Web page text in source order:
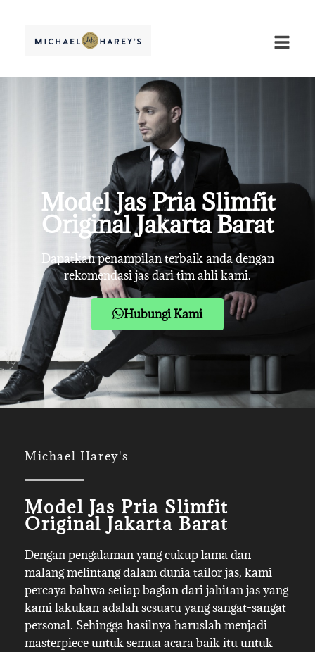
Model Jas Pria Slimfit
Original Jakarta Barat
Dapatkan penampilan terbaik anda dengan
rekomendasi jas dari tim ahli kami.
Hubungi Kami
Michael Harey's
Model Jas Pria Slimfit
Original Jakarta Barat
Dengan pengalaman yang cukup lama dan
malang melintang dalam dunia tailor jas, kami
percaya bahwa setiap bagian dari jahitan jas yang
kami lakukan adalah sesuatu yang sangat-sangat
personal. Sehingga hasilnya haruslah menjadi
masterpiece untuk semua acara baik itu untuk